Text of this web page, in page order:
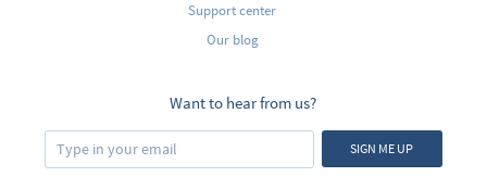
Support center
Our blog
Want to hear from us?
SIGN ME UP